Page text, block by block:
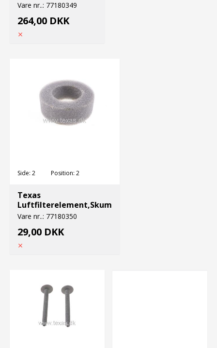
Vare nr..: 77180349
264,00 DKK
Side: 2 Position: 2
Texas
Luftfilterelement,Skum
Vare nr..: 77180350
29,00 DKK